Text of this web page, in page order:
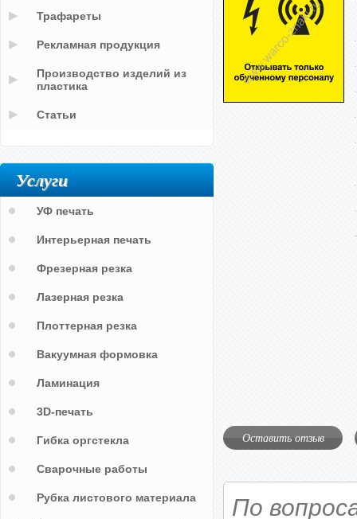
Оставить отзыв
По
Трафареты
Рекламная продукция
Производство изделий из
пластика
Статьи
Услуги
УФ печать
Интерьерная печать
Фрезерная резка
Лазерная резка
Плоттерная резка
Вакуумная формовка
Ламинация
3D-печать
Гибка оргстекла
Сварочные работы
Рубка листового материала